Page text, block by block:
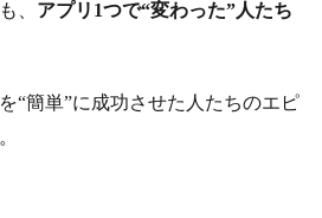
、 アプリ1つで“変わった”人たち
“簡単”に成功させた人たちのエピ